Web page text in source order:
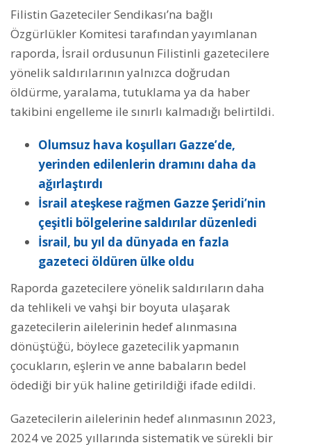
Filistin Gazeteciler Sendikası’na bağlı
Özgürlükler Komitesi tarafından yayımlanan
raporda, İsrail ordusunun Filistinli gazetecilere
yönelik saldırılarının yalnızca doğrudan
öldürme, yaralama, tutuklama ya da haber
takibini engelleme ile sınırlı kalmadığı belirtildi.
Olumsuz hava koşulları Gazze’de,
yerinden edilenlerin dramını daha da
ağırlaştırdı
İsrail ateşkese rağmen Gazze Şeridi’nin
çeşitli bölgelerine saldırılar düzenledi
İsrail, bu yıl da dünyada en fazla
gazeteci öldüren ülke oldu
Raporda gazetecilere yönelik saldırıların daha
da tehlikeli ve vahşi bir boyuta ulaşarak
gazetecilerin ailelerinin hedef alınmasına
dönüştüğü, böylece gazetecilik yapmanın
çocukların, eşlerin ve anne babaların bedel
ödediği bir yük haline getirildiği ifade edildi.
Gazetecilerin ailelerinin hedef alınmasının 2023,
2024 ve 2025 yıllarında sistematik ve sürekli bir